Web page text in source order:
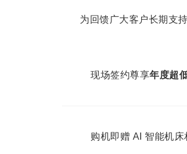
为回馈广大客户长期支
现场签约尊享年度超
购机即赠 AI 智能机床